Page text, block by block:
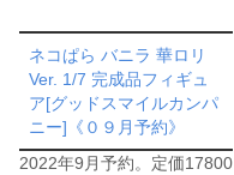
ネコぱら バニラ 華ロリ
Ver. 1/7 完成品フィギュ
ア[グッドスマイルカンパ
ニー]《０９月予約》
2022年9月予約。定価17800